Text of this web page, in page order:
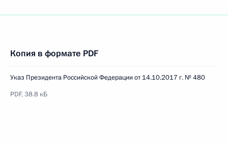
Копия в формате PDF
Указ Президента Российской Федерации от 14.10.2017 г. № 480
PDF, 38.8 кБ